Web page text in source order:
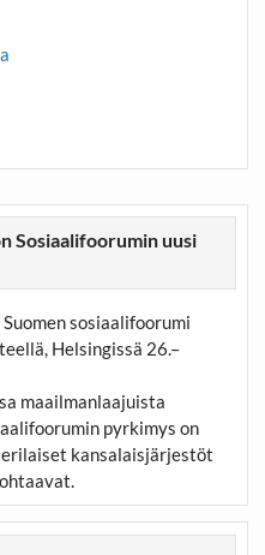
Sosiaalifoorumin uusi
sosiaalifoorumi
Helsingissä 26.–
maailmanlaajuista
pyrkimys on
kansalaisjärjestöt